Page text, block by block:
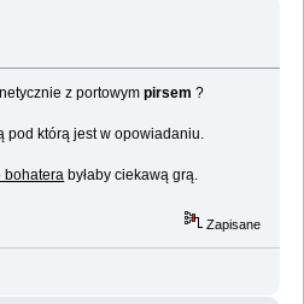
o pilocie Pirxie], czyli Zawód
razy)
z portowympirsem ?
pod którą jest w opowiadaniu.
bohatera byłaby ciekawą grą.
Zapisane